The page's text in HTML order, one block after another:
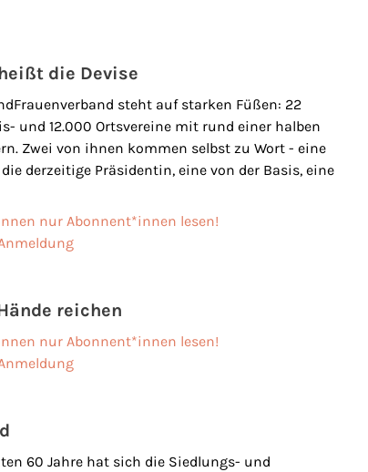
die Devise
steht auf starken Füßen: 22
und 12.000 Ortsvereine mit rund einer halben
Zwei von ihnen kommen selbst zu Wort - eine
derzeitige Präsidentin, eine von der Basis, eine
nur Abonnent*innen lesen!
reichen
nur Abonnent*innen lesen!
60 Jahre hat sich die Siedlungs- und